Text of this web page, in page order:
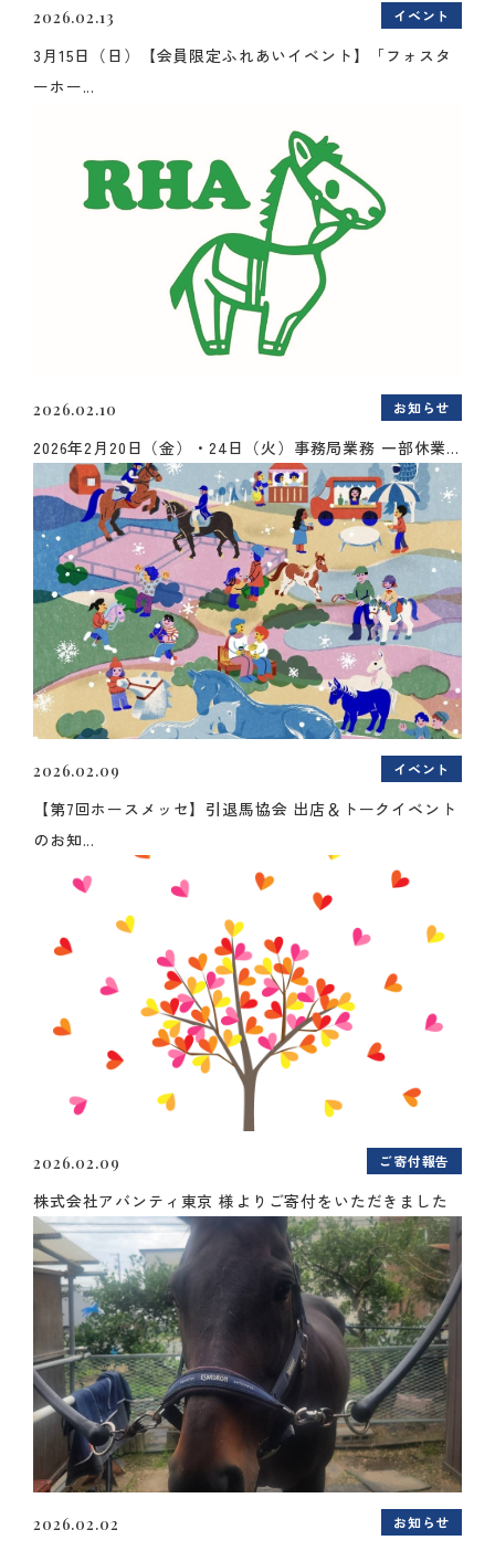
2026.02.13 イベント
3月15日（日）【会員限定ふれあいイベント】「フォスタ
ーホー...
2026.02.10 お知らせ
2026年2月20日（金）・24日（火）事務局業務 一部休業...
2026.02.09 イベント
【第7回ホースメッセ】引退馬協会 出店＆トークイベント
のお知...
2026.02.09 ご寄付報告
株式会社アバンティ東京 様よりご寄付をいただきました
2026.02.02 お知らせ